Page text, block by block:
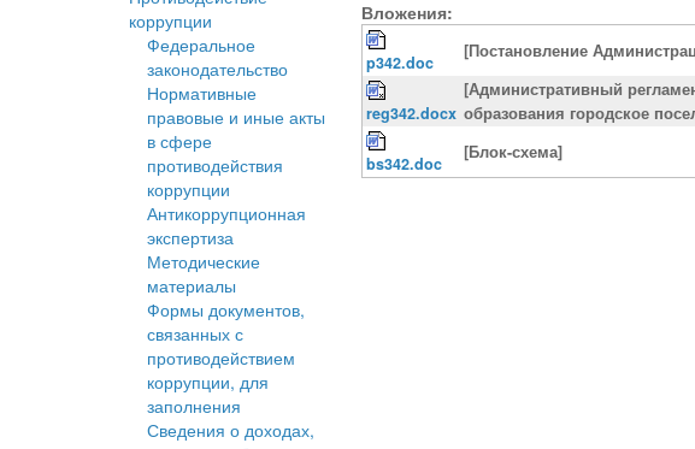
коррупции
Федеральное
законодательство
Нормативные
правовые и иные акты
в сфере
противодействия
коррупции
Антикоррупционная
экспертиза
Методические
материалы
Формы документов,
связанных с
противодействием
коррупции, для
заполнения
Сведения о доходах,
Вложения:
p342.doc
[Постановление
reg342.docx
[Административный
образования городское
bs342.doc
[Блок-схема]